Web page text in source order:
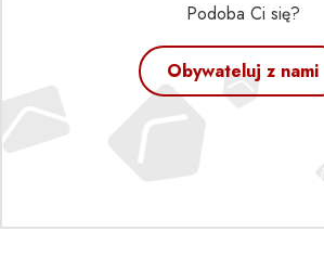
Podoba Ci się?
Obywateluj z nami